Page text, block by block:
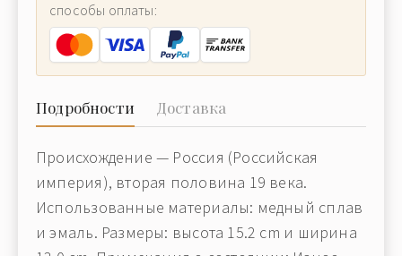
способы оплаты:
Подробности Доставка
Происхождение — Россия (Российская
империя), вторая половина 19 века.
Использованные материалы: медный сплав
и эмаль. Размеры: высота 15.2 cm и ширина